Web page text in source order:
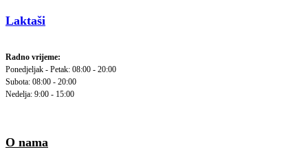
Laktaši
Radno vrijeme:
Ponedjeljak - Petak: 08:00 - 20:00
Subota: 08:00 - 20:00
Nedelja: 9:00 - 15:00
O nama